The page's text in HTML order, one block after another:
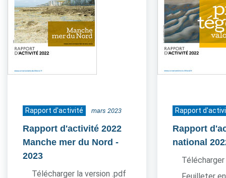
Rapport d'activité mars 2023
Rapport d'activité 2022
Manche mer du Nord -
2023
Télécharger la version .pdf
Rapport
Rapport
national